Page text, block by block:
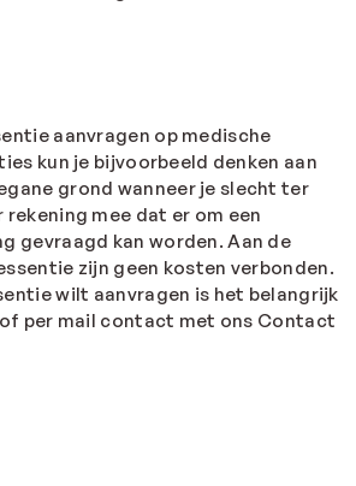
aanvragen op medische
kun je bijvoorbeeld denken aan
grond wanneer je slecht ter
rekening mee dat er om een
gevraagd kan worden. Aan de
zijn geen kosten verbonden.
wilt aanvragen is het belangrijk
per mail contact met ons Contact